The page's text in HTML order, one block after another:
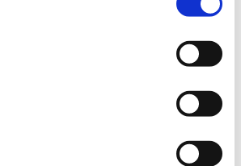
til DELF-prøven er
behøver eleverne ikke frygte